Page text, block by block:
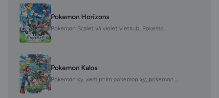
Pokemon Horizons
Pokemon Scalet và violet vietsub, Pokemo...
Pokemon Kalos
Pokemon xy, xem phim pokemon xy, pokemon...